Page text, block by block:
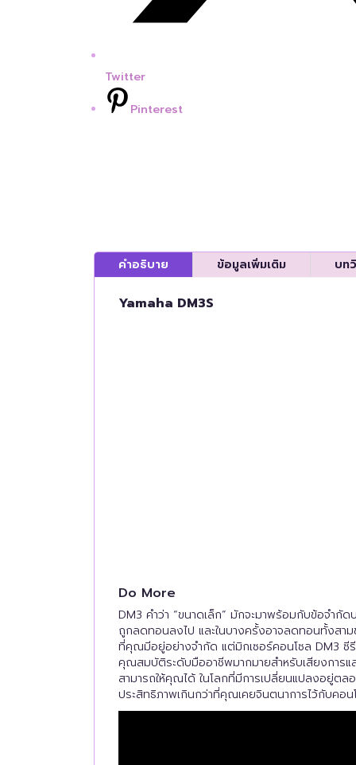
Twitter
Pinterest
คำอธิบาย ข้อมูลเพิ่มเติม บท
Yamaha DM3S
Do More
DM3 คำว่า “ขนาดเล็ก” มักจะมาพร้อมกับข้อจำกั
ถูกลดทอนลงไป และในบางครั้งอาจลดทอนทั้งสา
ที่คุณมีอยู่อย่างจำกัด แต่มิกเซอร์คอนโซล DM3 ซีรี
คุณสมบัติระดับมืออาชีพมากมายสำหรับเสียงการ
สามารถให้คุณได้ ในโลกที่มีการเปลี่ยนแปลงอยู่ตล
ประสิทธิภาพเกินกว่าที่คุณเคยจินตนาการไว้กับคอ